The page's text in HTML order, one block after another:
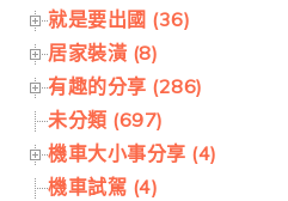
就是要出國 (36)
居家裝潢 (8)
有趣的分享 (286)
未分類 (697)
機車大小事分享 (4)
機車試駕 (4)